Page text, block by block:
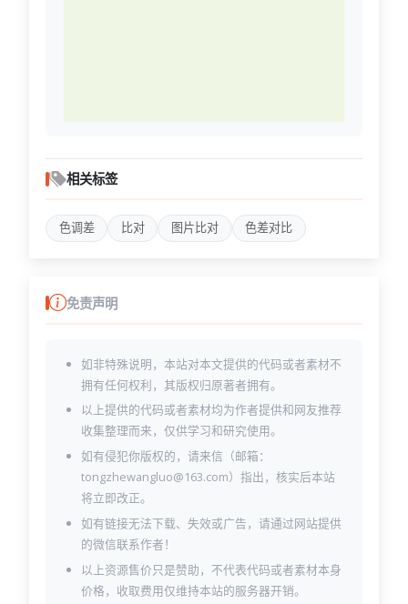
相关标签
色调差 比对 图片比对 色差对比
免责声明
如非特殊说明，本站对本文提供的代码或者素材不
拥有任何权利，其版权归原著者拥有。
以上提供的代码或者素材均为作者提供和网友推荐
收集整理而来，仅供学习和研究使用。
如有侵犯你版权的，请来信（邮箱：
tongzhewangluo@163.com）指出，核实后本站
将立即改正。
如有链接无法下载、失效或广告，请通过网站提供
的微信联系作者！
以上资源售价只是赞助，不代表代码或者素材本身
价格，收取费用仅维持本站的服务器开销。